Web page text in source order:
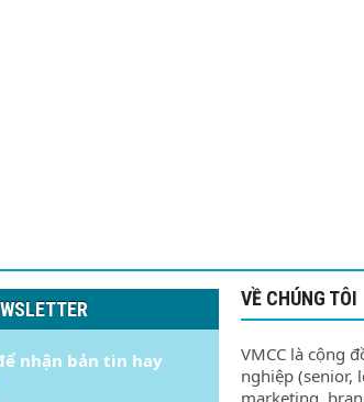
nhận bản tin hay
VỀ CHÚNG TÔI
VMCC là cộng
nghiệp (senior,